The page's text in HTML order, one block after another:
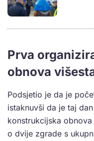
Prva
obnova
Podsjetio je da je
istaknuvši da je taj
konstrukcijska
o dvije zgrade s